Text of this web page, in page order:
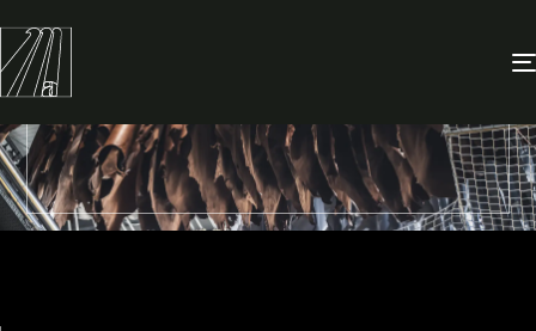
L’esperienza sulla
nostra pelle